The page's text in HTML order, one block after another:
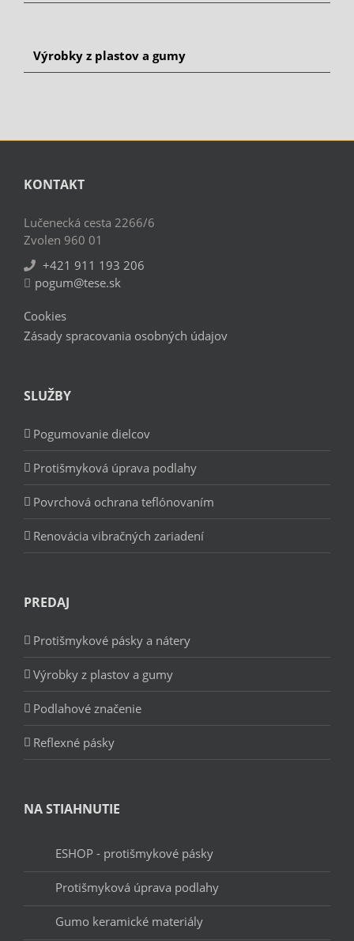
Výrobky z plastov a gumy
KONTAKT
Lučenecká cesta 2266/6
Zvolen 960 01
+421 911 193 206
pogum@tese.sk
Cookies
Zásady spracovania osobných údajov
SLUŽBY
Pogumovanie dielcov
Protišmyková úprava podlahy
Povrchová ochrana teflónovaním
Renovácia vibračných zariadení
PREDAJ
Protišmykové pásky a nátery
Výrobky z plastov a gumy
Podlahové značenie
Reflexné pásky
NA STIAHNUTIE
ESHOP - protišmykové pásky
Protišmyková úprava podlahy
Gumo keramické materiály